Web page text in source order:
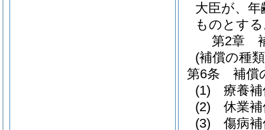
大臣が、
ものとす
第2章
(補償の種
第6条
補償
(1)
療養
(2)
休業
(3)
傷病